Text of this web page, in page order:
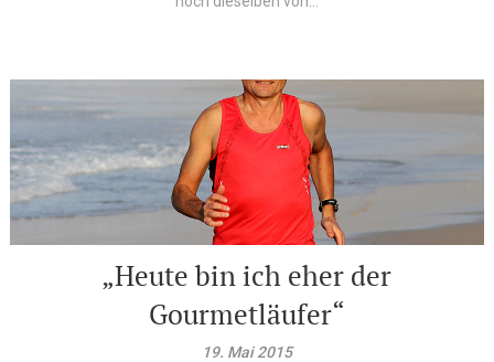
„Heute bin ich eher der
Gourmetläufer“
19. Mai 2015